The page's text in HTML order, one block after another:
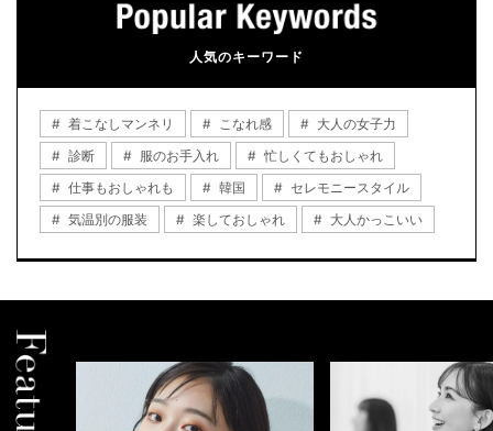
人気のキーワード
着こなしマンネリ こなれ感
大人の女子力
診断
服のお手入れ
忙しくてもおしゃれ
仕事もおしゃれも
韓国
セレモニースタイル
気温別の服装
楽しておしゃれ 大人かっこいい